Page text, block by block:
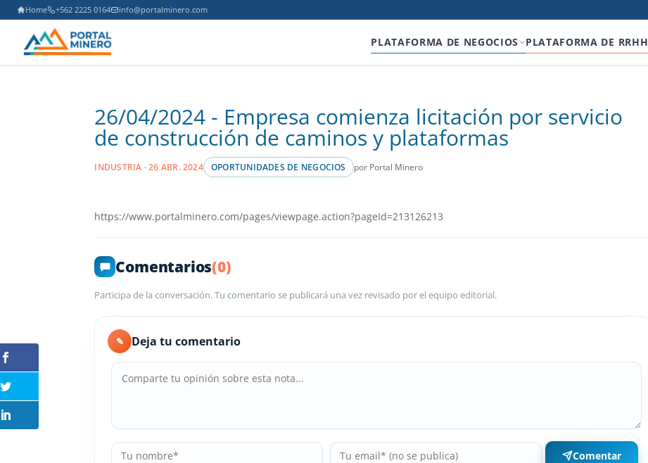
Home +562 2225 0164 info@portalminero.com
PLATAFORMA DE NEGOCIOS PLATAFORMA DE RRHH
26/04/2024 - Empresa comienza licitación por servicio
de construcción de caminos y plataformas
INDUSTRIA · 26 ABR. 2024 OPORTUNIDADES DE NEGOCIOS por Portal Minero
https://www.portalminero.com/pages/viewpage.action?pageId=213126213
Comentarios(0)
Participa de la conversación. Tu comentario se publicará una vez revisado por el equipo editorial.
✎ Deja tu comentario
Comentar